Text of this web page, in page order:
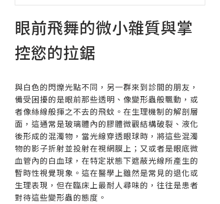
眼前飛舞的微小雜質與掌
控慾的拉鋸
與白色的閃爍光點不同，另一群來到診間的朋友，
備受困擾的是眼前那些透明、像變形蟲般飄動，或
者像絲線般揮之不去的飛蚊。在生理機制的解剖層
面，這通常是玻璃體內的膠體微觀結構破裂、液化
後形成的混濁物，當光線穿透眼球時，將這些混濁
物的影子折射並投射在視網膜上；又或者是眼底微
血管內的白血球，在特定狀態下遮蔽光線所產生的
暫時性視覺現象。這在醫學上雖然是常見的退化或
生理表現，但在臨床上最耐人尋味的，往往是患者
對待這些變形蟲的態度。